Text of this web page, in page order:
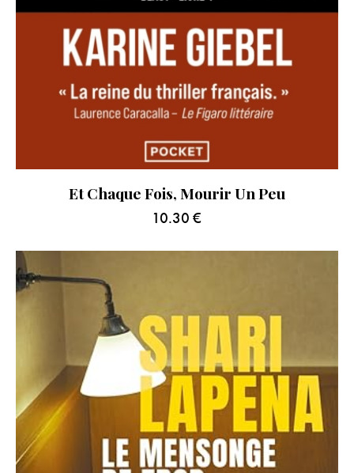
Et Chaque Fois, Mourir Un Peu
10.30 €